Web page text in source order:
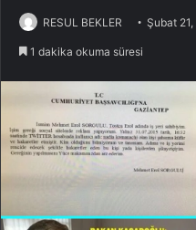
RESUL BEKLER Şubat
1 dakika okuma süresi